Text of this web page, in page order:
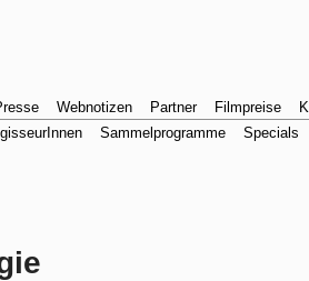
Webnotizen Partner Filmpreise
Sammelprogramme Specials